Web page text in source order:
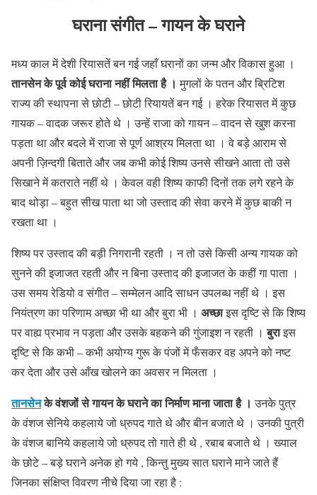
घराना संगीत– गायन के घराने
मध्य काल में देशी रियासतें बन गई जहाँ घरानों का जन्म और विकास हुआ ।
तानसेन के पूर्व कोई घराना नहीं मिलता है । मुगलों के पतन और ब्रिटिश
राज्य की स्थापना से छोटी – छोटी रियायतें बन गई । हरेक रियासत में कुछ
गायक – वादक जरूर होते थे । उन्हें राजा को गायन – वादन से खुश करना
पड़ता था और बदले में राजा से पूर्ण आश्रय मिलता था । वे बड़े आराम से
अपनी ज़िन्दगी बिताते और जब कभी कोई शिष्य उनसे सीखने आता तो उसे
सिखाने में कतराते नहीं थे । केवल वही शिष्य काफी दिनों तक लगे रहने के
बाद थोड़ा – बहुत सीख पाता था जो उस्ताद की सेवा करने में कुछ बाकी न
रखता था ।
शिष्य पर उस्ताद की बड़ी निगरानी रहती । न तो उसे किसी अन्य गायक को
सुनने की इजाजत रहती और न बिना उस्ताद की इजाजत के कहीं गा पाता ।
उस समय रेडियो व संगीत – सम्मेलन आदि साधन उपलब्ध नहीं थे । इस
नियंत्रण का परिणाम अच्छा भी था और बुरा भी । अच्छाइस दृष्टि से कि शिष्य
पर वाह्य प्रभाव न पड़ता और उसके बहकने की गुंजाइश न रहती ।बुराइस
दृष्टि से कि कभी – कभी अयोग्य गुरू के पंजों में फँसकर वह अपने को नष्ट
कर देता और उसे आँख खोलने का अवसर न मिलता ।
तानसेनके वंशजों से गायन के घराने का निर्माण माना जाता है ।उनके पुत्र
के वंशज सेनिये कहलाये जो ध्रुपद गाते थे और बीन बजाते थे । उनकी पुत्री
के वंशज बानिये कहलाये जो ध्रुपद तो गाते ही थे , रबाब बजाते थे । ख्याल
के छोटे – बड़े घराने अनेक हो गये , किन्तु मुख्य सात घराने माने जाते हैं
जिनका संक्षिप्त विवरण नीचे दिया जा रहा है :